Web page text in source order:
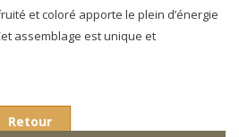
et coloré apporte le plein d’énergie
assemblage est unique et
Retour